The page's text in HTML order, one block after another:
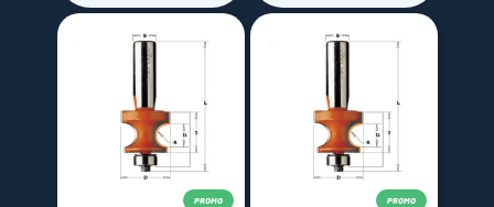
PROMO PROMO